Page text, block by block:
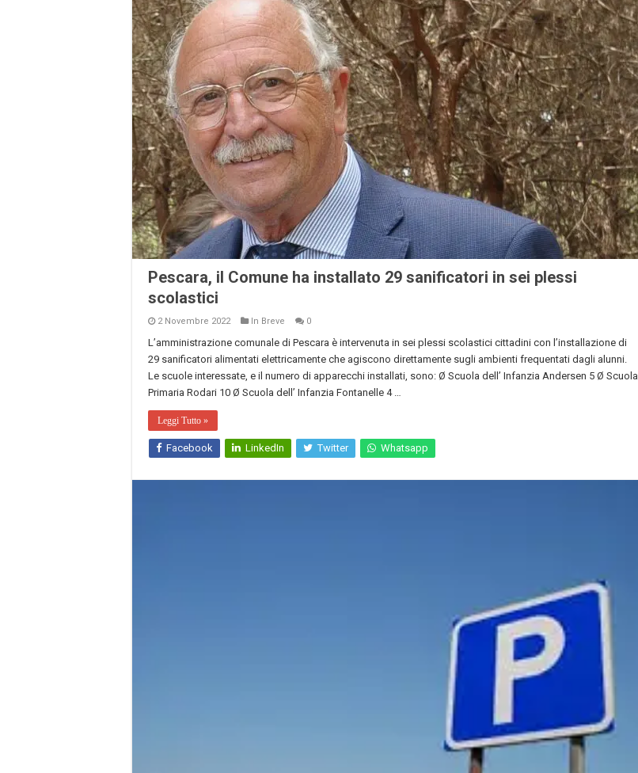
Pescara, il Comune ha installato 29 sanificatori in sei plessi
scolastici
2 Novembre 2022 In Breve 0
L’amministrazione comunale di Pescara è intervenuta in sei plessi scolastici cittadini con l’installazione di
29 sanificatori alimentati elettricamente che agiscono direttamente sugli ambienti frequentati dagli alunni.
Le scuole interessate, e il numero di apparecchi installati, sono: Ø Scuola dell’ Infanzia Andersen 5 Ø Scuola
Primaria Rodari 10 Ø Scuola dell’ Infanzia Fontanelle 4 …
Leggi Tutto »
Facebook LinkedIn Twitter Whatsapp